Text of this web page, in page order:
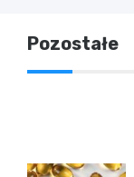
Pozostałe